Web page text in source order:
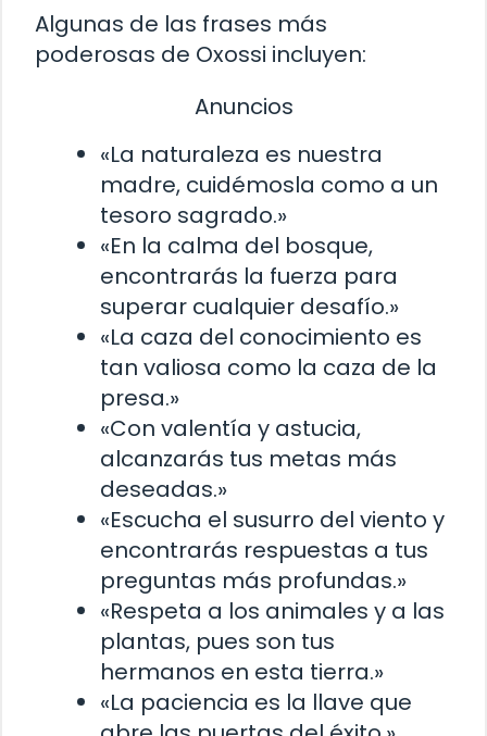
Algunas de las frases más
poderosas de Oxossi incluyen:
Anuncios
«La naturaleza es nuestra
madre, cuidémosla como a un
tesoro sagrado.»
«En la calma del bosque,
encontrarás la fuerza para
superar cualquier desafío.»
«La caza del conocimiento es
tan valiosa como la caza de la
presa.»
«Con valentía y astucia,
alcanzarás tus metas más
deseadas.»
«Escucha el susurro del viento y
encontrarás respuestas a tus
preguntas más profundas.»
«Respeta a los animales y a las
plantas, pues son tus
hermanos en esta tierra.»
«La paciencia es la llave que